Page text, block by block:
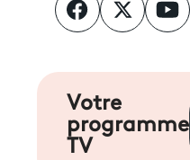
Votre
programme
TV